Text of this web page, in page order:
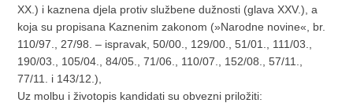
XX.) i kaznena djela protiv službene dužnosti (glava XXV.), a
koja su propisana Kaznenim zakonom (»Narodne novine«, br.
110/97., 27/98. – ispravak, 50/00., 129/00., 51/01., 111/03.,
190/03., 105/04., 84/05., 71/06., 110/07., 152/08., 57/11.,
77/11. i 143/12.),
Uz molbu i životopis kandidati su obvezni priložiti: